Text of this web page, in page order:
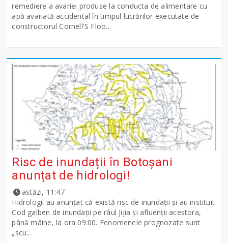
remediere a avariei produse la conducta de alimentare cu
apă avariată accidental în timpul lucrărilor executate de
constructorul Cornell'S Floo...
Risc de inundații în Botoșani
anunțat de hidrologi!
astăzi, 11:47
Hidrologii au anunțat că există risc de inundații și au instituit
Cod galben de inundații pe râul Jijia și afluenții acestora,
până mâine, la ora 09:00. Fenomenele prognozate sunt
„scu...